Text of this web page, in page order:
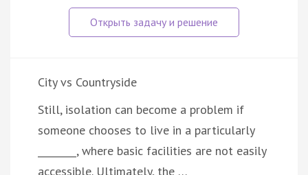
City vs Countryside
Still, isolation can become a problem if
someone chooses to live in a particularly
________, where basic facilities are not easily
accessible. Ultimately, the …